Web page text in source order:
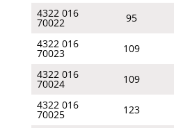
4322 016
70022 95
4322 016
70023 109
4322 016
70024 109
4322 016
70025 123